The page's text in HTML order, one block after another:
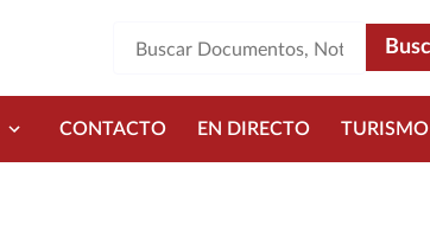
CONTACTO EN DIRECTO TURISMO